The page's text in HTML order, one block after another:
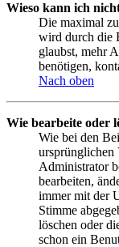
Wieso kann ich
Die maximal
wird durch die
glaubst, mehr
benötigen,
Nach oben
Wie bearbeite oder
Wie bei den
ursprünglichen
Administrator
bearbeiten,
immer mit der
Stimme
löschen oder
schon ein